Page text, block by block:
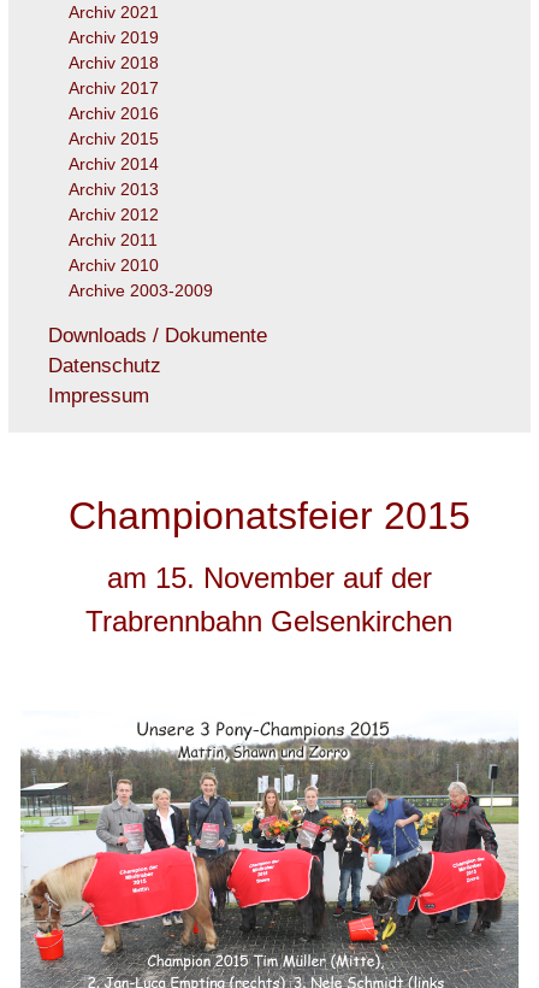
Archiv 2021
Archiv 2019
Archiv 2018
Archiv 2017
Archiv 2016
Archiv 2015
Archiv 2014
Archiv 2013
Archiv 2012
Archiv 2011
Archiv 2010
Archive 2003-2009
Downloads / Dokumente
Datenschutz
Impressum
Championatsfeier 2015
am 15. November auf der
Trabrennbahn Gelsenkirchen